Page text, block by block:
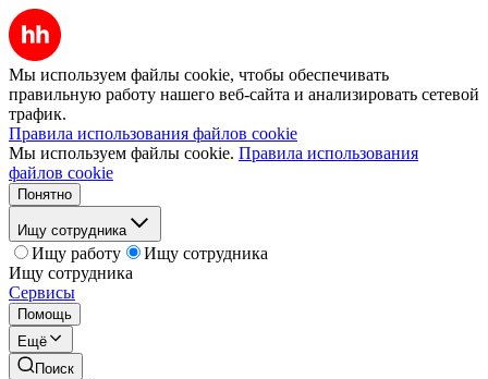
Мы используем файлы cookie, чтобы обеспечивать
правильную работу нашего веб-сайта и анализировать сетевой
трафик.
Правила использования файлов cookie
Мы используем файлы cookie. Правила использования
файлов cookie
Понятно
Ищу сотрудника
Ищу работу
Ищу сотрудника
Ищу сотрудника
Сервисы
Помощь
Ещё
Поиск